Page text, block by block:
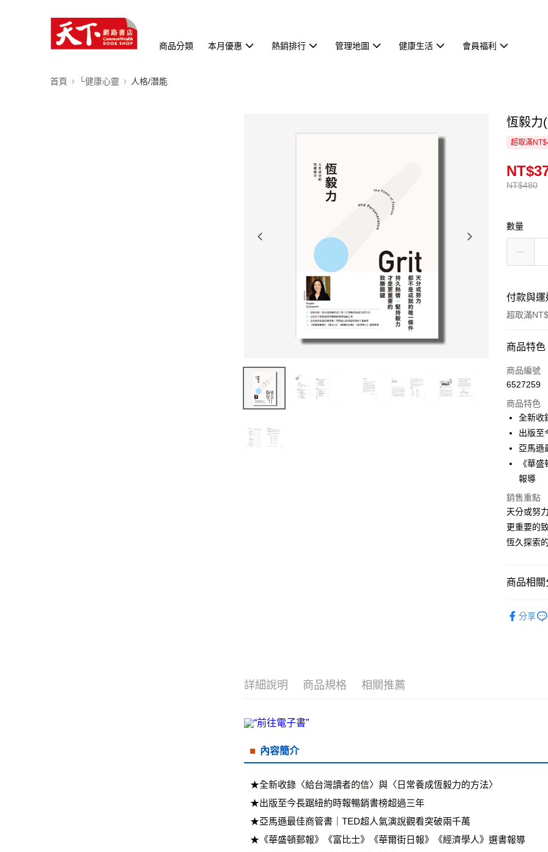
商品分類 本月優惠 熱銷排行 管理地圖 健康生活 會員福利
首頁 └健康心靈 人格/潛能
恆毅力
超取滿
NT$480
數量
付款與運
超取滿
付款方式
信用卡一次
LINE Pay
Apple Pay
街口支付
悠遊付
ATM付款
運送方式
每筆
每筆
離島宅配
數位商品
商品特色
商品編號
6527259
商品特色
全新收
出版至
亞馬遜
《華
報導
銷售重點
天分或努
更重要的
恆久探索
商品相關
分享
詳細說明 商品規格 相關推薦
內容簡介
★全新收錄〈給台灣讀者的信〉與〈日常養成恆毅力的方法〉
★出版至今長踞紐約時報暢銷書榜超過三年
★亞馬遜最佳商管書｜TED超人氣演說觀看突破兩千萬
★《華盛頓郵報》《富比士》《華爾街日報》《經濟學人》選書報導